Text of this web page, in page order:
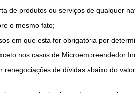
de produtos ou serviços de qualquer
o mesmo fato;
em que esta for obrigatória por
nos casos de Microempreendedor
renegociações de dívidas abaixo do